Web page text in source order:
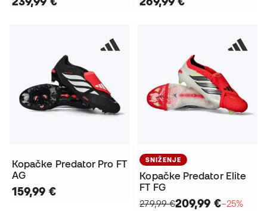
Kopačke Predator Pro FT
AG
159,99 €
SNIŽENJE
Kopačke Predator Elite
FT FG
279,99 €209,99 €−25%